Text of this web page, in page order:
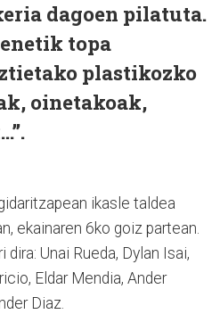
dagoen pilatuta.
topa
plastikozko
oinetakoak,
ikasle taldea
ekainaren 6ko goiz partean.
dira: Unai Rueda, Dylan Isai,
Eldar Mendia, Ander
Diaz.